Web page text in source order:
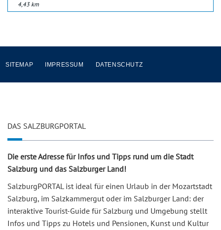
4,43 km
SITEMAP IMPRESSUM DATENSCHUTZ
DAS SALZBURGPORTAL
Die erste Adresse für Infos und Tipps rund um die Stadt
Salzburg und das Salzburger Land!
SalzburgPORTAL ist ideal für einen Urlaub in der Mozartstadt
Salzburg, im Salzkammergut oder im Salzburger Land: der
interaktive Tourist-Guide für Salzburg und Umgebung stellt
Infos und Tipps zu Hotels und Pensionen, Kunst und Kultur